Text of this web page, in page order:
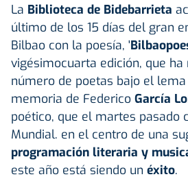
La Biblioteca de Bidebarrieta
último de los 15 días del gran
Bilbao con la poesía, '
vigésimocuarta edición, que ha
número de poetas bajo el lema
memoria de Federico García
poético, que el martes pasado
Mundial. en el centro de una
programación literaria y
este año está siendo un éxito.